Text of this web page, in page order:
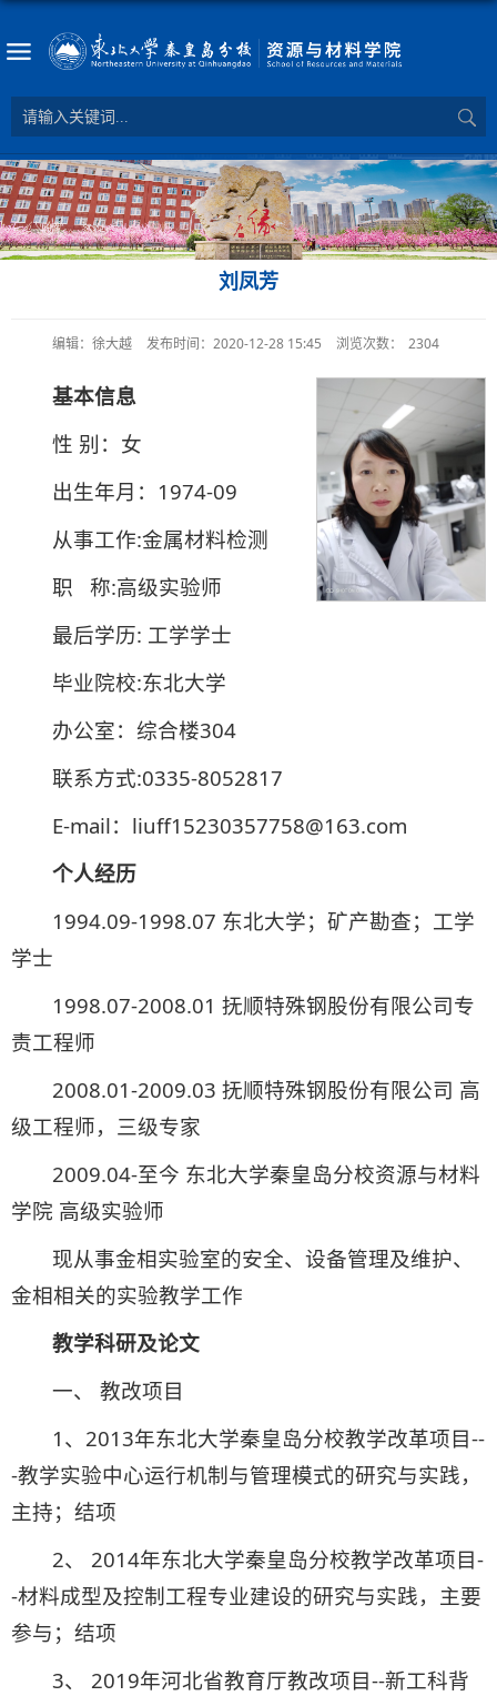
刘凤芳
编辑：徐大越 发布时间：2020-12-28 15:45 浏览次数： 2304
基本信息
性 别：女
出生年月：1974-09
从事工作:金属材料检测
职 称:高级实验师
最后学历: 工学学士
毕业院校:东北大学
办公室：综合楼304
联系方式:0335-8052817
E-mail：liuff15230357758@163.com
个人经历
1994.09-1998.07 东北大学；矿产勘查；工学
学士
1998.07-2008.01 抚顺特殊钢股份有限公司专
责工程师
2008.01-2009.03 抚顺特殊钢股份有限公司 高
级工程师，三级专家
2009.04-至今 东北大学秦皇岛分校资源与材料
学院 高级实验师
现从事金相实验室的安全、设备管理及维护、
金相相关的实验教学工作
教学科研及论文
一、 教改项目
1、2013年东北大学秦皇岛分校教学改革项目--
-教学实验中心运行机制与管理模式的研究与实践，
主持；结项
2、 2014年东北大学秦皇岛分校教学改革项目-
-材料成型及控制工程专业建设的研究与实践，主要
参与；结项
3、 2019年河北省教育厅教改项目--新工科背